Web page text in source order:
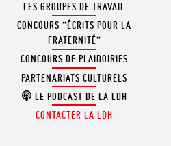
LES GROUPES DE TRAVAIL
CONCOURS “ÉCRITS POUR LA
FRATERNITÉ”
CONCOURS DE PLAIDOIRIES
PARTENARIATS CULTURELS
LE PODCAST DE LA LDH
CONTACTER LA LDH